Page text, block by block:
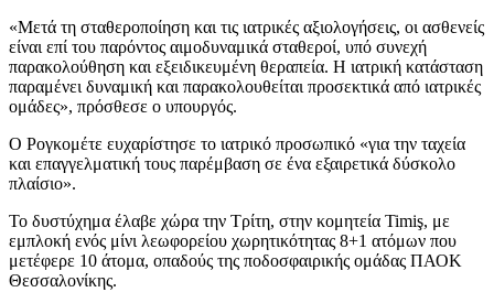
«Μετά τη σταθεροποίηση και τις ιατρικές αξιολογήσεις, οι ασθενείς
είναι επί του παρόντος αιμοδυναμικά σταθεροί, υπό συνεχή
παρακολούθηση και εξειδικευμένη θεραπεία. Η ιατρική κατάσταση
παραμένει δυναμική και παρακολουθείται προσεκτικά από ιατρικές
ομάδες», πρόσθεσε ο υπουργός.
Ο Ρογκομέτε ευχαρίστησε το ιατρικό προσωπικό «για την ταχεία
και επαγγελματική τους παρέμβαση σε ένα εξαιρετικά δύσκολο
πλαίσιο».
Το δυστύχημα έλαβε χώρα την Τρίτη, στην κομητεία Timiş, με
εμπλοκή ενός μίνι λεωφορείου χωρητικότητας 8+1 ατόμων που
μετέφερε 10 άτομα, οπαδούς της ποδοσφαιρικής ομάδας ΠΑΟΚ
Θεσσαλονίκης.